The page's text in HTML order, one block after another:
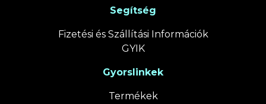
Segítség
Fizetési és Szállítási Információk
GYIK
Gyorslinkek
Termékek